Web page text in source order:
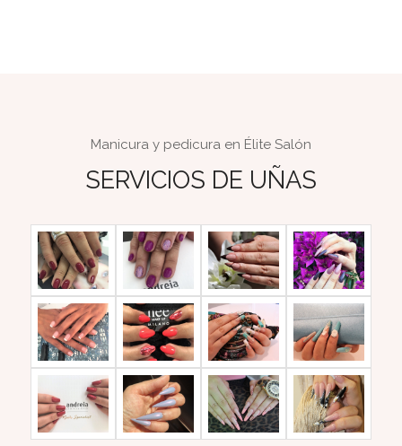
Manicura y pedicura en Élite Salón
SERVICIOS DE UÑAS